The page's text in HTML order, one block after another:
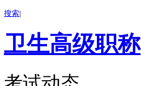
搜索|
卫生高级职称